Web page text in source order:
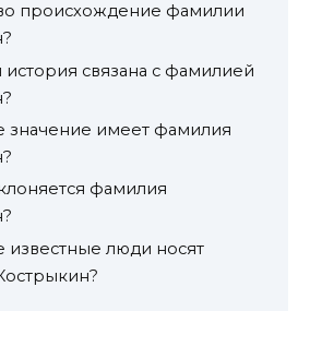
происхождение фамилии
история связана с фамилией
значение имеет фамилия
фамилия
известные люди носят